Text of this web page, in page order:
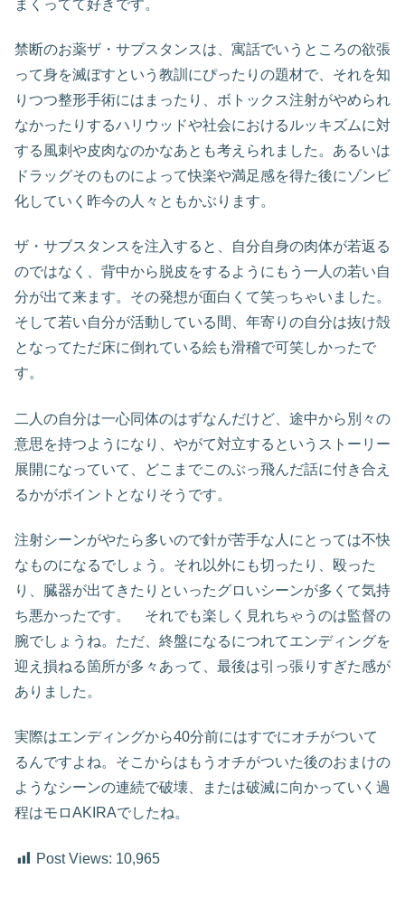
まくってて好きです。
禁断のお薬ザ・サブスタンスは、寓話でいうところの欲張
って身を滅ぼすという教訓にぴったりの題材で、それを知
りつつ整形手術にはまったり、ボトックス注射がやめられ
なかったりするハリウッドや社会におけるルッキズムに対
する風刺や皮肉なのかなあとも考えられました。あるいは
ドラッグそのものによって快楽や満足感を得た後にゾンビ
化していく昨今の人々ともかぶります。
ザ・サブスタンスを注入すると、自分自身の肉体が若返る
のではなく、背中から脱皮をするようにもう一人の若い自
分が出て来ます。その発想が面白くて笑っちゃいました。
そして若い自分が活動している間、年寄りの自分は抜け殻
となってただ床に倒れている絵も滑稽で可笑しかったで
す。
二人の自分は一心同体のはずなんだけど、途中から別々の
意思を持つようになり、やがて対立するというストーリー
展開になっていて、どこまでこのぶっ飛んだ話に付き合え
るかがポイントとなりそうです。
注射シーンがやたら多いので針が苦手な人にとっては不快
なものになるでしょう。それ以外にも切ったり、殴った
り、臓器が出てきたりといったグロいシーンが多くて気持
ち悪かったです。 それでも楽しく見れちゃうのは監督の
腕でしょうね。ただ、終盤になるにつれてエンディングを
迎え損ねる箇所が多々あって、最後は引っ張りすぎた感が
ありました。
実際はエンディングから40分前にはすでにオチがついて
るんですよね。そこからはもうオチがついた後のおまけの
ようなシーンの連続で破壊、または破滅に向かっていく過
程はモロAKIRAでしたね。
Post Views: 10,965